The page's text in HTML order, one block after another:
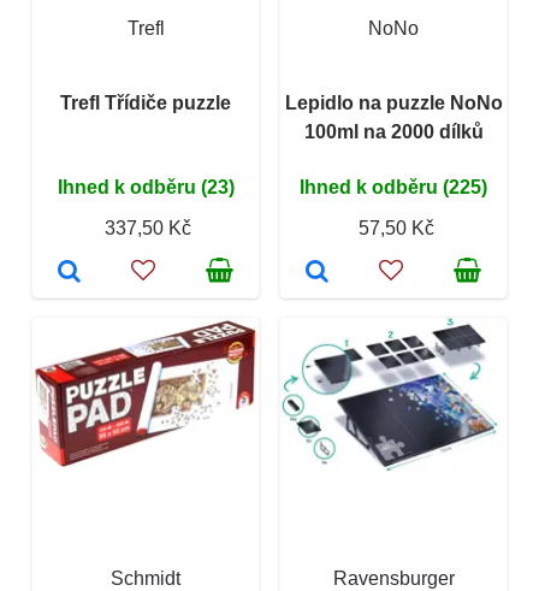
Trefl
Trefl Třídiče puzzle
Ihned k odběru (23)
337,50 Kč
NoNo
Lepidlo na puzzle NoNo
100ml na 2000 dílků
Ihned k odběru (225)
57,50 Kč
Schmidt
Ravensburger